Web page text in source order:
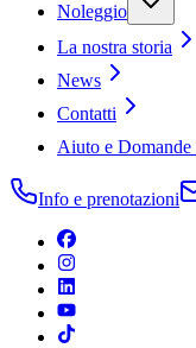
Noleggio
La nostra storia
News
Contatti
Aiuto e Domande
Info e prenotazioni